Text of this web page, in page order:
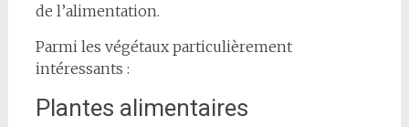
de l’alimentation.
Parmi les végétaux particulièrement
intéressants :
Plantes alimentaires